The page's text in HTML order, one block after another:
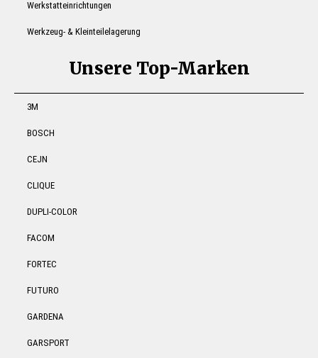
Werkstatteinrichtungen
Werkzeug- & Kleinteilelagerung
Unsere Top-Marken
3M
BOSCH
CEJN
CLIQUE
DUPLI-COLOR
FACOM
FORTEC
FUTURO
GARDENA
GARSPORT